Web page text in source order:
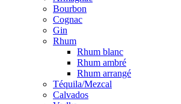
Bourbon
Cognac
Gin
Rhum
Rhum blanc
Rhum ambré
Rhum arrangé
Téquila/Mezcal
Calvados